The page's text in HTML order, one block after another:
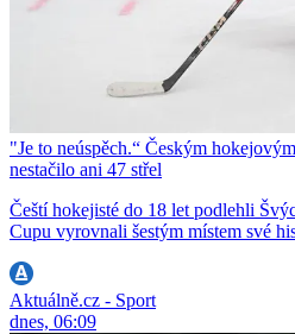
"Je to neúspěch.“ Českým
nestačilo ani 47 střel
Čeští hokejisté do 18 let podlehli
Cupu vyrovnali šestým místem své
Aktuálně.cz - Sport
dnes, 06:09